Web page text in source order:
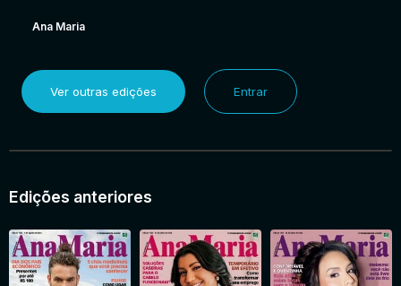
Ana Maria
Ver outras edições Entrar
Edições anteriores